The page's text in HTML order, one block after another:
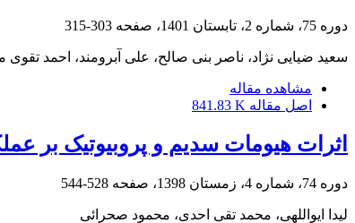
دوره 75، شماره 2، تابستان 1401، صفحه 303-315
سعید ضیایی نژاد، ناصر بنی صالح، علی آبرومند، احمد تقوی
مشاهده مقاله
اصل مقاله 841.83 K
اثرات هیومات سدیم و پروبیوتیک بر
دوره 74، شماره 4، زمستان 1398، صفحه 528-544
لیدا ایواللهی، محمد تقی احدی، محمود صحرائی